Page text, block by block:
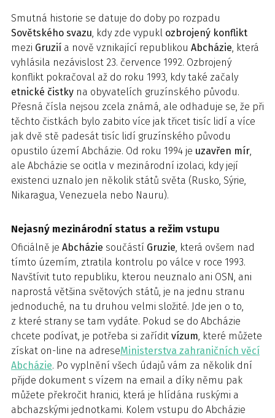
Smutná historie se datuje do doby po rozpadu
Sovětského svazu, kdy zde vypukl ozbrojený konflikt
mezi Gruzií a nově vznikající republikou Abcházie, která
vyhlásila nezávislost 23. července 1992. Ozbrojený
konflikt pokračoval až do roku 1993, kdy také začaly
etnické čistky na obyvatelích gruzínského původu.
Přesná čísla nejsou zcela známá, ale odhaduje se, že při
těchto čistkách bylo zabito více jak třicet tisíc lidí a více
jak dvě stě padesát tisíc lidí gruzínského původu
opustilo území Abcházie. Od roku 1994 je uzavřen mír,
ale Abcházie se ocitla v mezinárodní izolaci, kdy její
existenci uznalo jen několik států světa (Rusko, Sýrie,
Nikaragua, Venezuela nebo Nauru).
Nejasný mezinárodní status a režim vstupu
Oficiálně je Abcházie součástí Gruzie, která ovšem nad
tímto územím, ztratila kontrolu po válce v roce 1993.
Navštívit tuto republiku, kterou neuznalo ani OSN, ani
naprostá většina světových států, je na jednu stranu
jednoduché, na tu druhou velmi složité. Jde jen o to,
z které strany se tam vydáte. Pokud se do Abcházie
chcete podívat, je potřeba si zařídit vízum, které můžete
získat on-line na adreseMinisterstva zahraničních věcí
Abcházie. Po vyplnění všech údajů vám za několik dní
přijde dokument s vízem na email a díky němu pak
můžete překročit hranici, která je hlídána ruskými a
abchazskými jednotkami. Kolem vstupu do Abcházie